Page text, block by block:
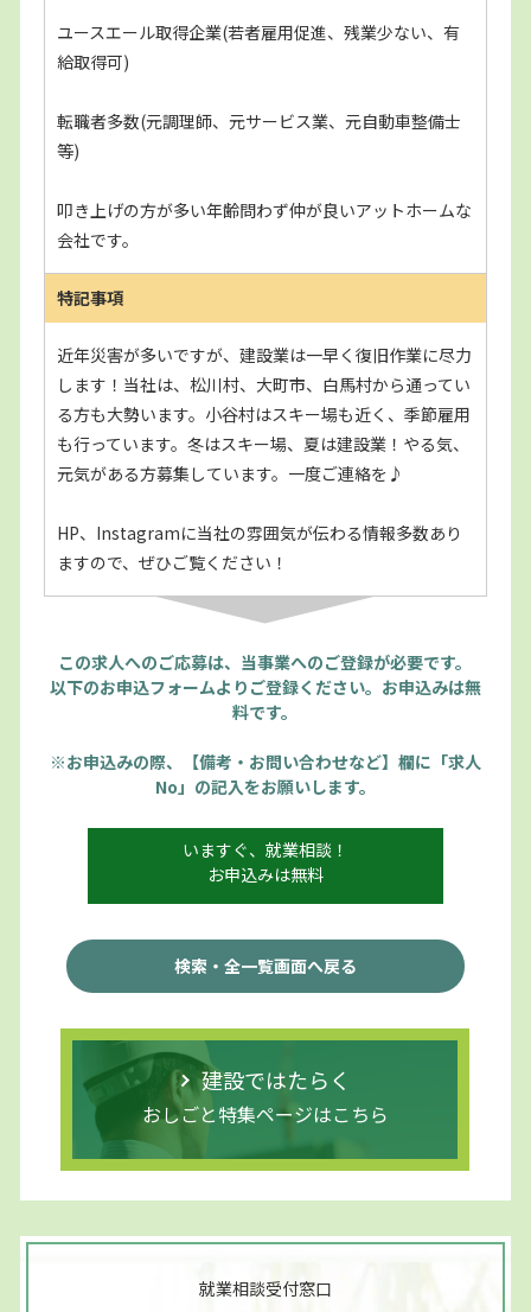
ユースエール取得企業(若者雇用促進、残業少ない、有
給取得可)
転職者多数(元調理師、元サービス業、元自動車整備士
等)
叩き上げの方が多い年齢問わず仲が良いアットホームな
会社です。
特記事項
近年災害が多いですが、建設業は一早く復旧作業に尽力
します！当社は、松川村、大町市、白馬村から通ってい
る方も大勢います。小谷村はスキー場も近く、季節雇用
も行っています。冬はスキー場、夏は建設業！やる気、
元気がある方募集しています。一度ご連絡を♪
HP、Instagramに当社の雰囲気が伝わる情報多数あり
ますので、ぜひご覧ください！
この求人へのご応募は、当事業へのご登録が必要です。
以下のお申込フォームよりご登録ください。お申込みは無
料です。
※お申込みの際、【備考・お問い合わせなど】欄に「求人
No」の記入をお願いします。
いますぐ、就業相談！
お申込みは無料
検索・全一覧画面へ戻る
建設ではたらく
おしごと特集ページはこちら
就業相談受付窓口